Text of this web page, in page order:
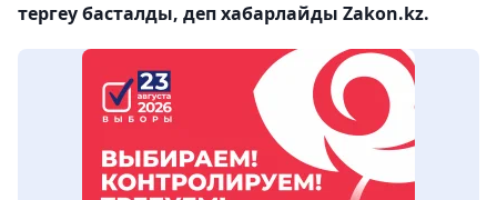
тергеу басталды, деп хабарлайды Zakon.kz.